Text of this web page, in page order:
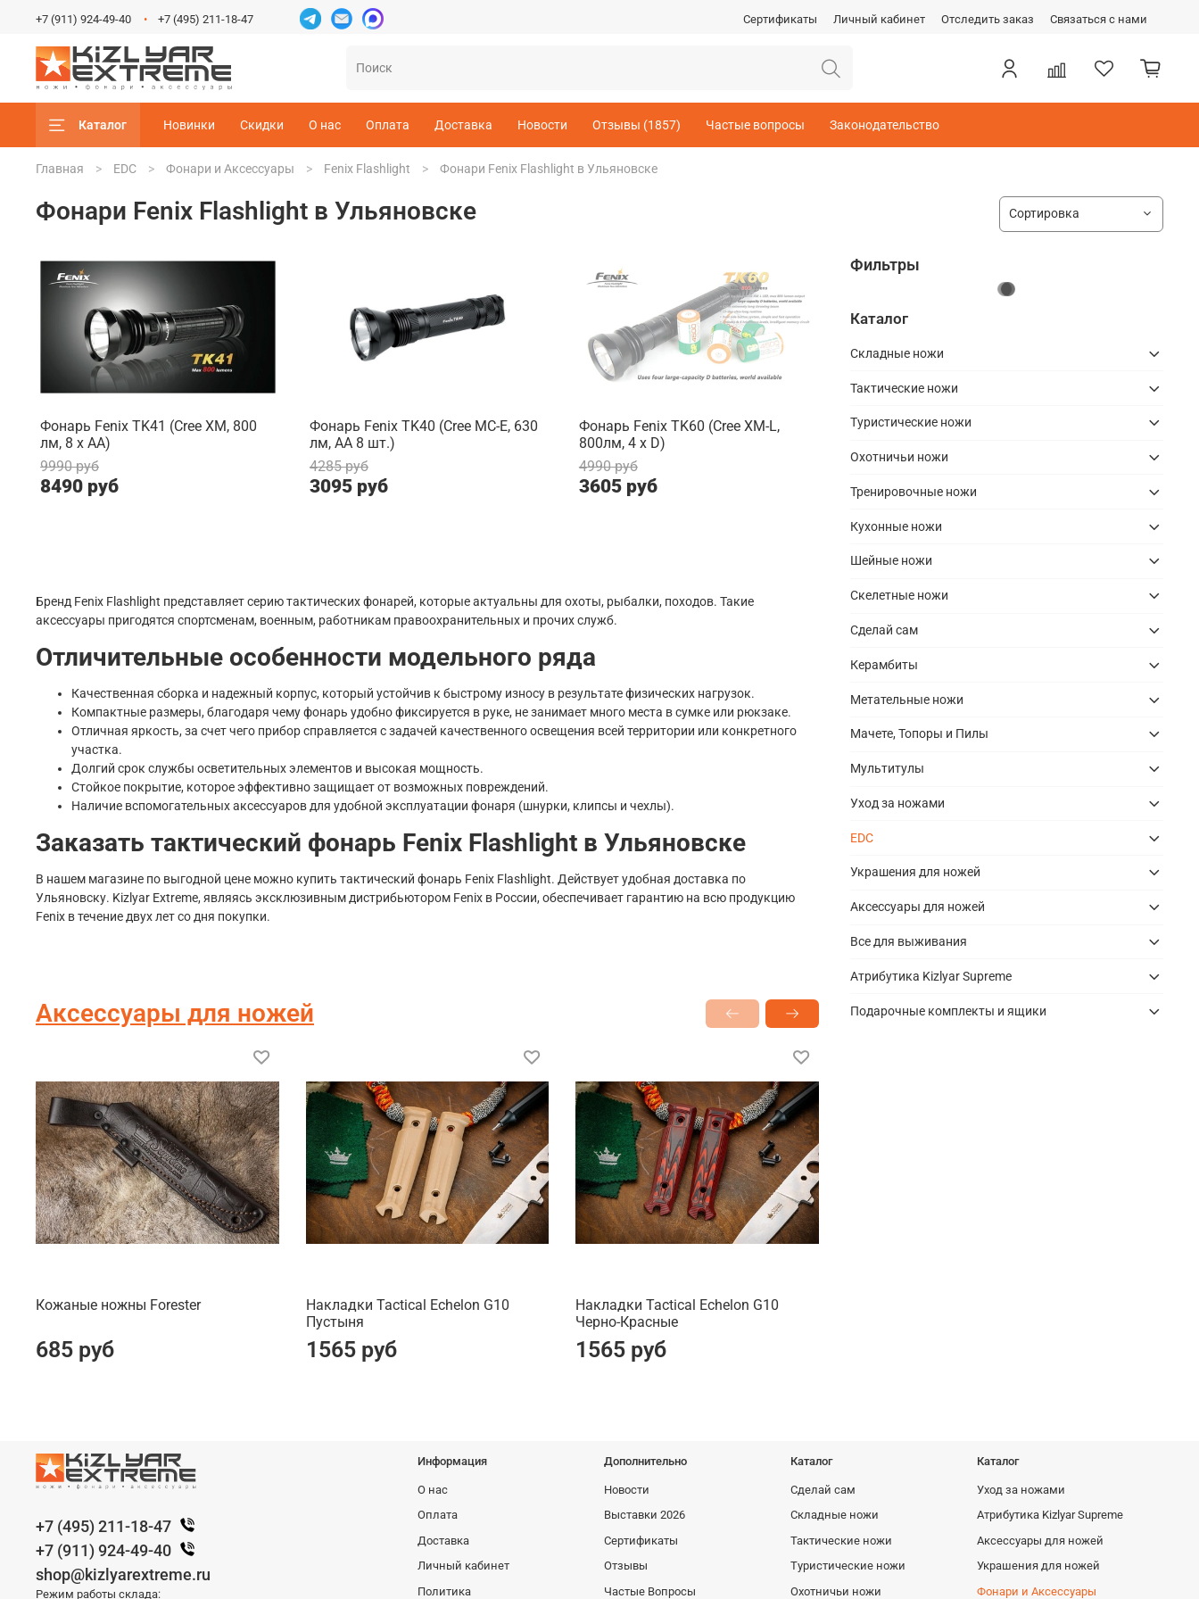
Сертификаты Личный кабинет Отследить заказ Связаться с нами
+7 (911) 924-49-40 +7 (495) 211-18-47
Каталог Новинки Скидки О нас Оплата Доставка Новости Отзывы (1857) Частые вопросы Законодательство
Главная EDC Фонари и Аксессуары Fenix Flashlight Фонари Fenix Flashlight в Ульяновске
Фонари Fenix Flashlight в Ульяновске
Фонарь Fenix TK41 (Cree XM, 800
лм, 8 х АА)
9990 руб
8490 руб
Фонарь Fenix TK40 (Cree MC-E, 630
лм, AA 8 шт.)
4285 руб
3095 руб
Фонарь Fenix TK60 (Cree XM-L,
800лм, 4 x D)
4990 руб
3605 руб
Бренд Fenix Flashlight представляет серию тактических фонарей, которые актуальны для охоты, рыбалки, походов. Такие
аксессуары пригодятся спортсменам, военным, работникам правоохранительных и прочих служб.
Отличительные особенности модельного ряда
Качественная сборка и надежный корпус, который устойчив к быстрому износу в результате физических нагрузок.
Компактные размеры, благодаря чему фонарь удобно фиксируется в руке, не занимает много места в сумке или рюкзаке.
Отличная яркость, за счет чего прибор справляется с задачей качественного освещения всей территории или конкретного
участка.
Долгий срок службы осветительных элементов и высокая мощность.
Стойкое покрытие, которое эффективно защищает от возможных повреждений.
Наличие вспомогательных аксессуаров для удобной эксплуатации фонаря (шнурки, клипсы и чехлы).
Заказать тактический фонарь Fenix Flashlight в Ульяновске
В нашем магазине по выгодной цене можно купить тактический фонарь Fenix Flashlight. Действует удобная доставка по
Ульяновску. Kizlyar Extreme, являясь эксклюзивным дистрибьютором Fenix в России, обеспечивает гарантию на всю продукцию
Fenix в течение двух лет со дня покупки.
Аксессуары для ножей
Кожаные ножны Forester
685 руб
Накладки Tactical Echelon G10
Пустыня
1565 руб
Накладки Tactical Echelon G10
Черно-Красные
1565 руб
Фильтры
Каталог
Складные ножи
Тактические ножи
Туристические ножи
Охотничьи ножи
Тренировочные ножи
Кухонные ножи
Шейные ножи
Скелетные ножи
Сделай сам
Керамбиты
Метательные ножи
Мачете, Топоры и Пилы
Мультитулы
Уход за ножами
EDC
Украшения для ножей
Аксессуары для ножей
Все для выживания
Атрибутика Kizlyar Supreme
Подарочные комплекты и ящики
Информация
О нас
Оплата
Доставка
Личный кабинет
Политика
Дополнительно
Новости
Выставки 2026
Сертификаты
Отзывы
Частые Вопросы
Каталог
Сделай сам
Складные ножи
Тактические ножи
Туристические ножи
Охотничьи ножи
Каталог
Уход за ножами
Атрибутика Kizlyar Supreme
Аксессуары для ножей
Украшения для ножей
Фонари и Аксессуары
+7 (495) 211-18-47
+7 (911) 924-49-40
shop@kizlyarextreme.ru
Режим работы склада: